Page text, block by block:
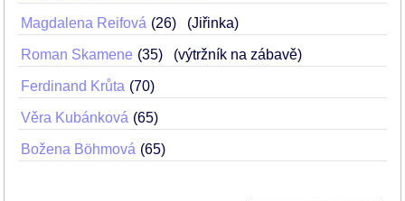
Magdalena Reifová 26 (Jiřinka)
Roman Skamene 35 (výtržník na zábavě)
Ferdinand Krůta 70
Věra Kubánková 65
Božena Böhmová 65